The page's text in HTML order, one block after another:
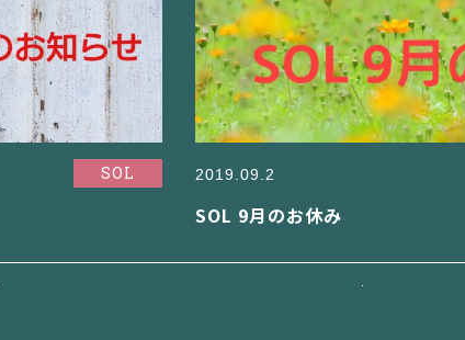
SOL 2019.09.2
SOL 9月のお休み